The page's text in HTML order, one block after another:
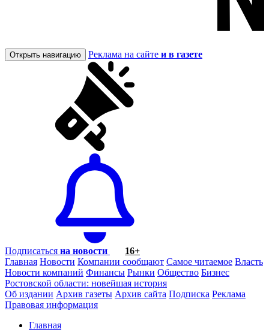
Открыть навигацию Реклама на сайте и в газете
Подписаться на новости
16+
Главная Новости Компании сообщают Самое читаемое Власть
Новости компаний Финансы Рынки Общество Бизнес
Ростовской области: новейшая история
Об издании Архив газеты Архив сайта Подписка Реклама
Правовая информация
Главная